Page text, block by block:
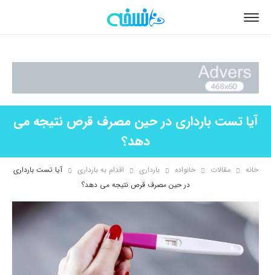
آیا تست بارداری در حین مصرف قرص نتیجه می
دهد؟
خانه مقالات خانواده بارداری اقدام به بارداری
آیا تست بارداری
در حین مصرف قرص نتیجه می دهد؟